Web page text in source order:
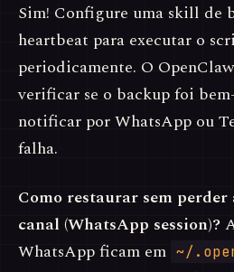
Sim! Configure uma skill de
heartbeat para executar o
periodicamente. O
verificar se o backup foi
notificar por WhatsApp ou
falha.
Como restaurar sem perder
canal (WhatsApp session)?
WhatsApp ficam em ~/